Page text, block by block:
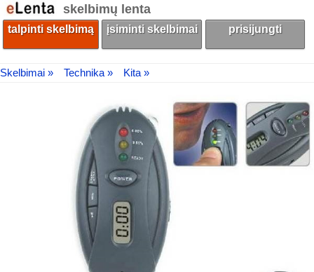
skelbimų lenta
talpinti skelbimą įsiminti skelbimai prisijungti
Skelbimai » Technika » Kita »